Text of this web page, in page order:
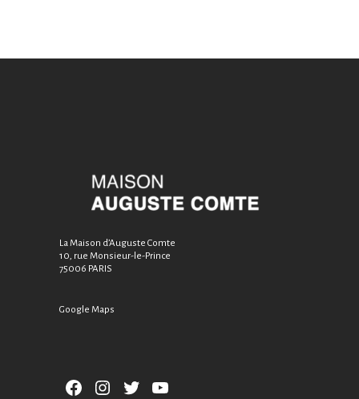
La Maison d’Auguste Comte
10, rue Monsieur-le-Prince
75006 PARIS
Google Maps
Facebook
Instagram
TwitterYouTube